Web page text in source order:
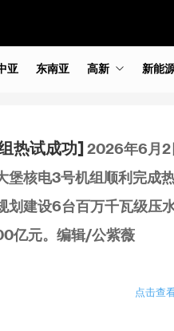
亚 东南亚 高新 新能
热试成功]2026年6月2
堡核电3号机组顺利完成
划建设6台百万千瓦级压
亿元。编辑/公紫薇
点击查